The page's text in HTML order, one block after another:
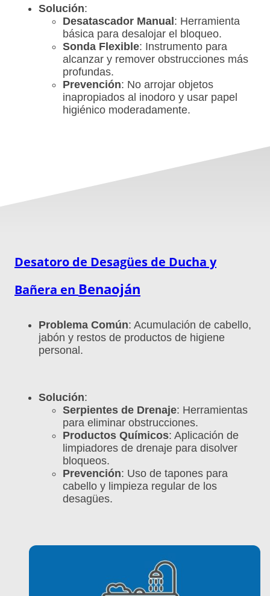
Solución:
Desatascador Manual : Herramienta
básica para desalojar el bloqueo.
Sonda Flexible: Instrumento para
alcanzar y remover obstrucciones más
profundas.
Prevención: No arrojar objetos
inapropiados al inodoro y usar papel
higiénico moderadamente.
Desatoro de Desagües de Ducha y
Bañera en Benaoján
Problema Común: Acumulación de cabello,
jabón y restos de productos de higiene
personal.
Solución:
Serpientes de Drenaje: Herramientas
para eliminar obstrucciones.
Productos Químicos: Aplicación de
limpiadores de drenaje para disolver
bloqueos.
Prevención: Uso de tapones para
cabello y limpieza regular de los
desagües.